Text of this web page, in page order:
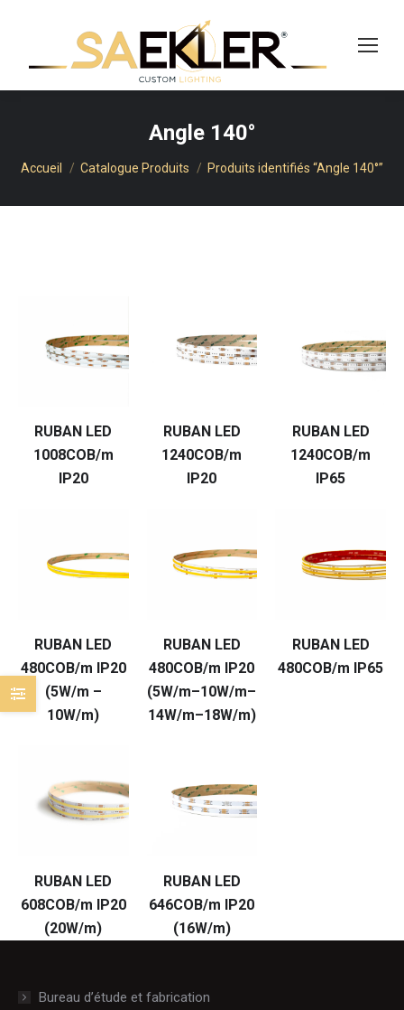
Angle 140°
Vous êtes ici :
Accueil Catalogue Produits Produits identifiés “Angle 140°”
RUBAN LED
1008COB/m
IP20
RUBAN LED
1240COB/m
IP20
RUBAN LED
1240COB/m
IP65
RUBAN LED
480COB/m IP20
(5W/m –
10W/m)
RUBAN LED
480COB/m IP20
(5W/m–10W/m–
14W/m–18W/m)
RUBAN LED
480COB/m IP65
RUBAN LED
608COB/m IP20
(20W/m)
RUBAN LED
646COB/m IP20
(16W/m)
Bureau d’étude et fabrication